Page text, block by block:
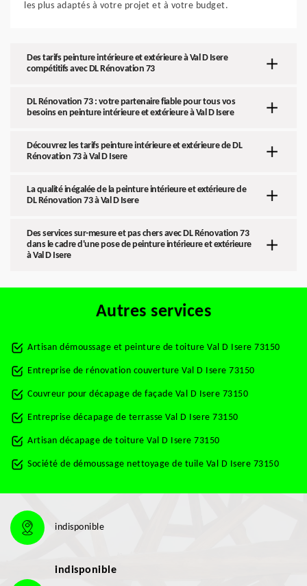
les plus adaptés à votre projet et à votre budget.
Des tarifs peinture intérieure et extérieure à Val D Isere
compétitifs avec DL Rénovation 73
DL Rénovation 73 : votre partenaire fiable pour tous vos
besoins en peinture intérieure et extérieure à Val D Isere
Découvrez les tarifs peinture intérieure et extérieure de DL
Rénovation 73 à Val D Isere
La qualité inégalée de la peinture intérieure et extérieure de
DL Rénovation 73 à Val D Isere
Des services sur-mesure et pas chers avec DL Rénovation 73
dans le cadre d'une pose de peinture intérieure et extérieure
à Val D Isere
Autres services
Artisan démoussage et peinture de toiture Val D Isere 73150
Entreprise de rénovation couverture Val D Isere 73150
Couvreur pour décapage de façade Val D Isere 73150
Entreprise décapage de terrasse Val D Isere 73150
Artisan décapage de toiture Val D Isere 73150
Société de démoussage nettoyage de tuile Val D Isere 73150
indisponible
indisponible